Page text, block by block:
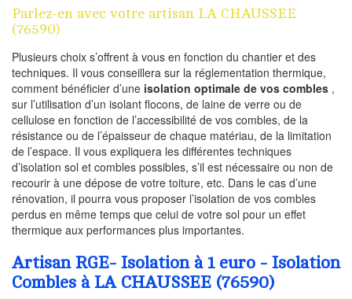
Parlez-en avec votre artisan LA CHAUSSEE
(76590)
Plusieurs choix s’offrent à vous en fonction du chantier et des
techniques. Il vous conseillera sur la réglementation thermique,
comment bénéficier d’une isolation optimale de vos combles ,
sur l’utilisation d’un isolant flocons, de laine de verre ou de
cellulose en fonction de l’accessibilité de vos combles, de la
résistance ou de l’épaisseur de chaque matériau, de la limitation
de l’espace. Il vous expliquera les différentes techniques
d’isolation sol et combles possibles, s’il est nécessaire ou non de
recourir à une dépose de votre toiture, etc. Dans le cas d’une
rénovation, il pourra vous proposer l’isolation de vos combles
perdus en même temps que celui de votre sol pour un effet
thermique aux performances plus importantes.
Artisan RGE- Isolation à 1 euro - Isolation
Combles à LA CHAUSSEE (76590)